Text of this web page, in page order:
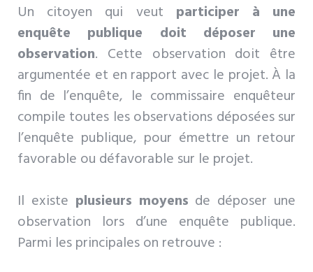
Un citoyen qui veut participer à une
enquête publique doit déposer une
observation. Cette observation doit être
argumentée et en rapport avec le projet. À la
fin de l’enquête, le commissaire enquêteur
compile toutes les observations déposées sur
l’enquête publique, pour émettre un retour
favorable ou défavorable sur le projet.
Il existe plusieurs moyens de déposer une
observation lors d’une enquête publique.
Parmi les principales on retrouve :